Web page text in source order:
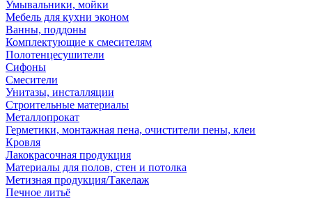
Умывальники, мойки
Мебель для кухни эконом
Ванны, поддоны
Комплектующие к смесителям
Полотенцесушители
Сифоны
Смесители
Унитазы, инсталляции
Строительные материалы
Металлопрокат
Герметики, монтажная пена, очистители пены, клеи
Кровля
Лакокрасочная продукция
Материалы для полов, стен и потолка
Метизная продукция/Такелаж
Печное литьё